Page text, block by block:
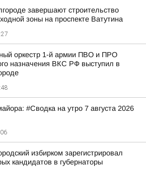
завершают строительство
зоны на проспекте Ватутина
оркестр 1-й армии ПВО и ПРО
назначения ВКС РФ выступил в
#Сводка на утро 7 августа 2026
избирком зарегистрировал
кандидатов в губернаторы